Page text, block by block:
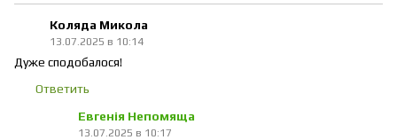
Коляда Микола
13.07.2025 в 10:14
Дуже сподобалося!
Ответить
Евгенія Непомяща
13.07.2025 в 10:17